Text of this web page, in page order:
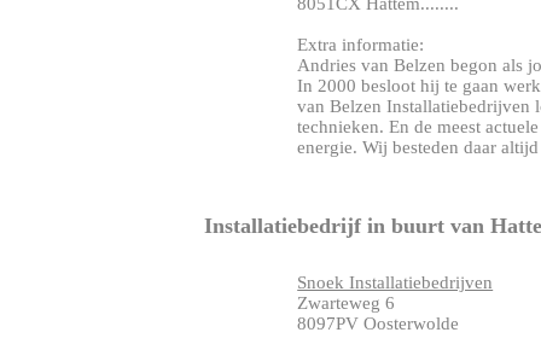
Extra informatie:
Andries van Belzen begon als
In 2000 besloot hij te gaan
van Belzen Installatiebedrijven
technieken. En de meest
energie. Wij besteden daar
Installatiebedrijf in buurt van
Snoek Installatiebedrijven
Zwarteweg 6
8097PV Oosterwolde